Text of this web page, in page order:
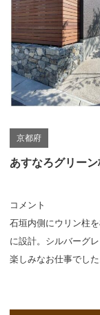
京都府
あすなろグリー
コメント
石垣内側にウリン柱
に設計。シルバーグ
楽しみなお仕事でした